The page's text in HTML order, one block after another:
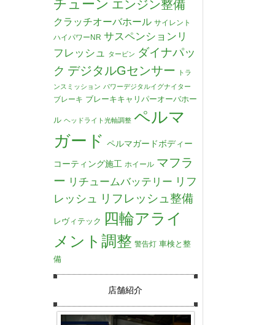
チューン エンジン整備
クラッチオーバホール サイレント
ハイパワーNR サスペンションリ
フレッシュ
タービン ダイナパッ
ク デジタルGセンサー
トラ
ンスミッション パワーデジタルイグナイター
ブレーキ ブレーキキャリパーオーバホー
ル ヘッドライト光軸調整 ペルマ
ガード ペルマガードボディー
コーティング施工 ホイール マフラ
ー リチュームバッテリー リフ
レッシュ
リフレッシュ整備
レヴィテック 四輪アライ
メント調整 警告灯 車検と整
備
店舗紹介